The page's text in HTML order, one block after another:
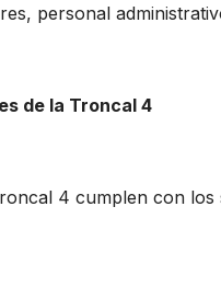
personal
de la Troncal 4
4 cumplen con los